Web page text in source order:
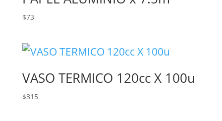
$73
VASO TERMICO 120cc X 100u
$315